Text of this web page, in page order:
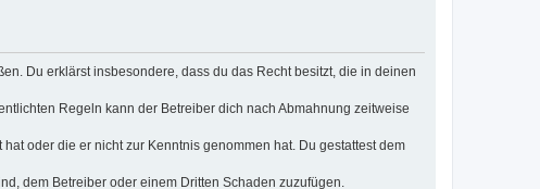
Du erklärst insbesondere, dass du das Recht besitzt, die in deinen
Regeln kann der Betreiber dich nach Abmahnung zeitweise
oder die er nicht zur Kenntnis genommen hat. Du gestattest dem
dem Betreiber oder einem Dritten Schaden zuzufügen.